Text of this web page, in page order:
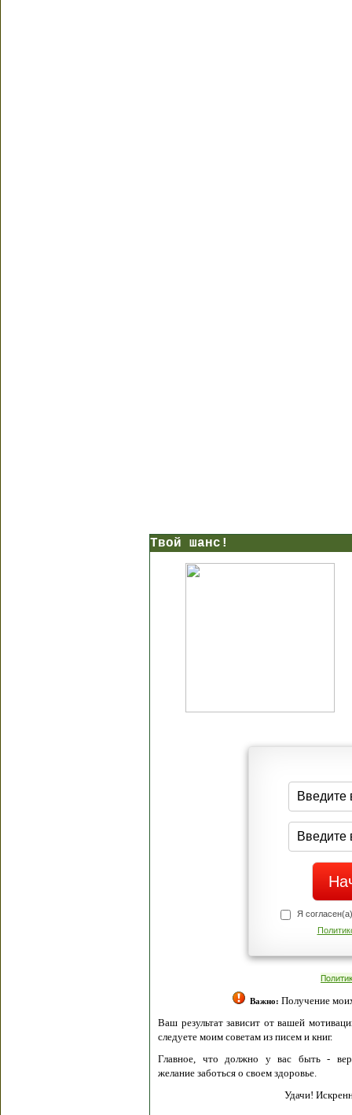
Твой шанс!
Я
Важно: Получение
Ваш результат зависит от вашей
следуете моим советам из писем и книг.
Главное, что должно у вас быть -
желание заботься о своем здоровье.
Удачи!